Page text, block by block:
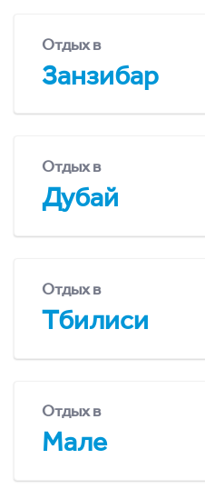
Отдых в
Занзибар
Отдых в
Дубай
Отдых в
Тбилиси
Отдых в
Мале